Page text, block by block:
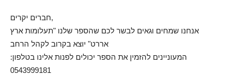
חברים יקרים,
אנחנו שמחים וגאים לבשר לכם שהספר שלנו "תעלומות ארץ
אררט" יוצא בקרוב לקהל הרחב
המעוניינים להזמין את הספר יכולים לפנות אלינו בטלפון:
0543999181